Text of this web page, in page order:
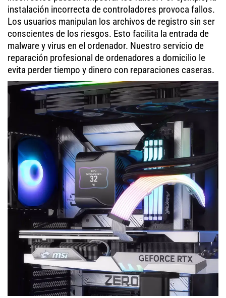
instalación incorrecta de controladores provoca fallos.
Los usuarios manipulan los archivos de registro sin ser
conscientes de los riesgos. Esto facilita la entrada de
malware y virus en el ordenador. Nuestro servicio de
reparación profesional de ordenadores a domicilio le
evita perder tiempo y dinero con reparaciones caseras.